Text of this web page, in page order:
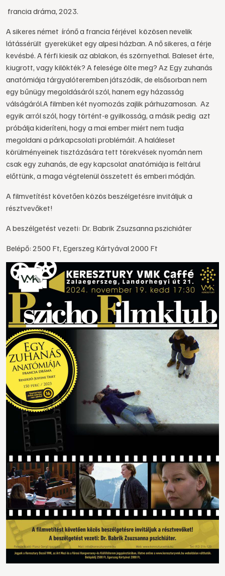
francia dráma, 2023.
A sikeres német írónő a francia férjével közösen nevelik
látássérült gyereküket egy alpesi házban. A nő sikeres, a férje
kevésbé. A férfi kiesik az ablakon, és szörnyethal. Baleset érte,
kiugrott, vagy kilökték? A felesége ölte meg? Az Egy zuhanás
anatómiája tárgyalóteremben játszódik, de elsősorban nem
egy bűnügy megoldásáról szól, hanem egy házasság
válságáról.A filmben két nyomozás zajlik párhuzamosan. Az
egyik arról szól, hogy történt-e gyilkosság, a másik pedig azt
próbálja kideríteni, hogy a mai ember miért nem tudja
megoldani a párkapcsolati problémáit. A haláleset
körülményeinek tisztázására tett törekvések nyomán nem
csak egy zuhanás, de egy kapcsolat anatómiája is feltárul
előttünk, a maga végtelenül összetett és emberi módján.
A filmvetítést követően közös beszélgetésre invitáljuk a
résztvevőket!
A beszélgetést vezeti: Dr. Babrik Zsuzsanna pszichiáter
Belépő: 2500 Ft, Egerszeg Kártyával 2000 Ft